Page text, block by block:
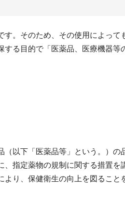
。そのため、その使用によって
る目的で「医薬品、医療機器等
以下「医薬品等」という。）の
指定薬物の規制に関する措置
り、保健衛生の向上を図ること